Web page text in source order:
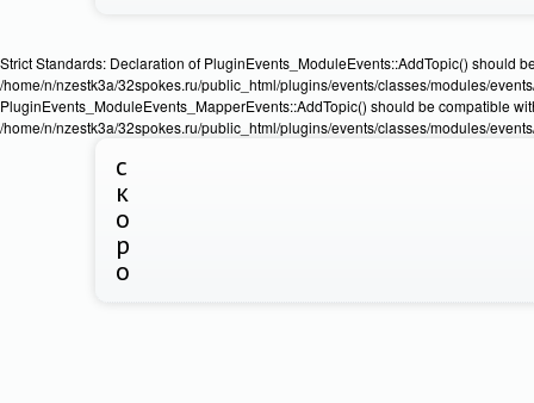
Strict Standards: Declaration of PluginEvents_ModuleEvents::AddTopic() should
/home/n/nzestk3a/32spokes.ru/public_html/plugins/events/classes/modules/
PluginEvents_ModuleEvents_MapperEvents::AddTopic() should be compatible
/home/n/nzestk3a/32spokes.ru/public_html/plugins/events/classes/modules/
с
к
о
р
о